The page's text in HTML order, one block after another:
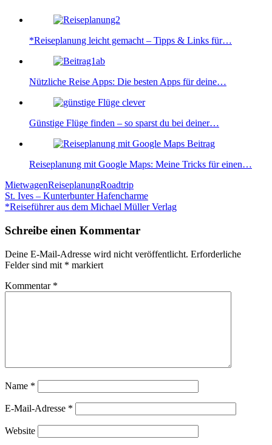
*Reiseplanung leicht gemacht – Tipps & Links für…
Nützliche Reise Apps: Die besten Apps für deine…
Günstige Flüge finden – so sparst du bei deiner…
Reiseplanung mit Google Maps: Meine Tricks für einen…
MietwagenReiseplanungRoadtrip
Beitragsnavigation
St. Ives – Kunterbunter Hafencharme
*Reiseführer aus dem Michael Müller Verlag
Schreibe einen Kommentar
Deine E-Mail-Adresse wird nicht veröffentlicht. Erforderliche
Felder sind mit * markiert
Kommentar *
Name *
E-Mail-Adresse *
Website